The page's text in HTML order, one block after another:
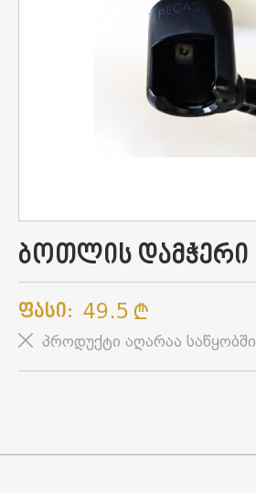
ბოთლის დამჭერი
Ფასი: 49.5
პროდუქტი აღარაა საწყობში